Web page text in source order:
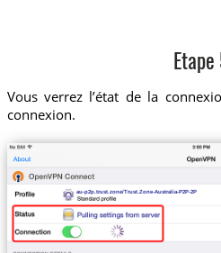
Etape
Vous verrez l’état de la
connexion.
au-p2p.trust.zone/Trust.Zone-Australia-P2P-2P